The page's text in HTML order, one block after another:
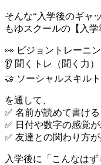
そんな“入学後のギャ
もゆスクールの【入
👀 ビジョントレーニン
👂 聞くトレ（聞く力）
🤝 ソーシャルスキル
を通して、
✅ 名前が読めて書ける
✅ 日付や数字の感覚
✅ 友達との関わり方が
入学後に「こんなは